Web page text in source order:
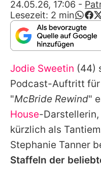
Alle
App
24.05.26, 17:06 -
Lesezeit: 2 min
Jodie Sweetin (44)
Podcast-Auftritt für
"McBride Rewind"
House-
kürzlich als
Stephanie Tanner
Staffeln der